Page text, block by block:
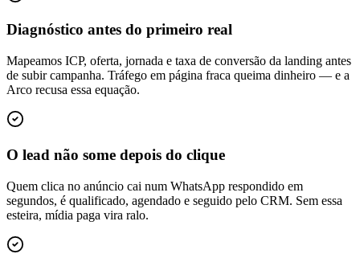
Diagnóstico antes do primeiro real
Mapeamos ICP, oferta, jornada e taxa de conversão da landing antes
de subir campanha. Tráfego em página fraca queima dinheiro — e a
Arco recusa essa equação.
O lead não some depois do clique
Quem clica no anúncio cai num WhatsApp respondido em
segundos, é qualificado, agendado e seguido pelo CRM. Sem essa
esteira, mídia paga vira ralo.